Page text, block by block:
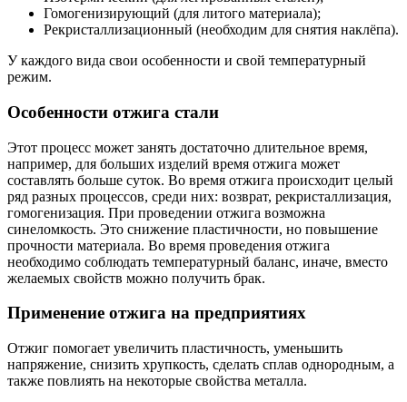
Гомогенизирующий (для литого материала);
Рекристаллизационный (необходим для снятия наклёпа).
У каждого вида свои особенности и свой температурный
режим.
Особенности отжига стали
Этот процесс может занять достаточно длительное время,
например, для больших изделий время отжига может
составлять больше суток. Во время отжига происходит целый
ряд разных процессов, среди них: возврат, рекристаллизация,
гомогенизация. При проведении отжига возможна
синеломкость. Это снижение пластичности, но повышение
прочности материала. Во время проведения отжига
необходимо соблюдать температурный баланс, иначе, вместо
желаемых свойств можно получить брак.
Применение отжига на предприятиях
Отжиг помогает увеличить пластичность, уменьшить
напряжение, снизить хрупкость, сделать сплав однородным, а
также повлиять на некоторые свойства металла.